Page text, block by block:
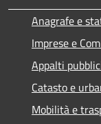
Anagrafe e
Imprese e
Appalti
Catasto e
Mobilità e